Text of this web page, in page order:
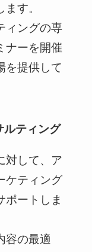
す。
ィングの専
ナーを開催
を提供して
ルティング
対して、ア
ケティング
ポートしま
容の最適